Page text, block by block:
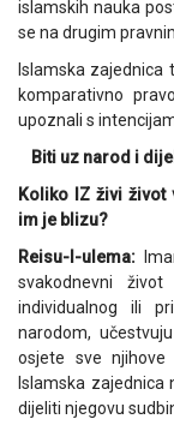
islamskih nauka
se na drugim
Islamska zajednica
komparativno
upoznali s
Biti uz narod i
Koliko IZ živi
im je blizu?
Reisu-l-ulema:
svakodnevni
individualnog ili
narodom,
osjete sve
Islamska
dijeliti njegovu